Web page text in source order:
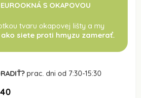
S OKAPOVOU
tvaru okapovej lišty a my
siete proti hmyzu zamerať.
prac. dni od 7:30-15:30